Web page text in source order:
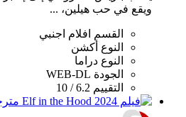
ويقع في حب هيلين، ...
القسم
افلام اجنبي
النوع أكشن
النوع دراما
الجودة WEB-DL
التقييم 6.2 / 10